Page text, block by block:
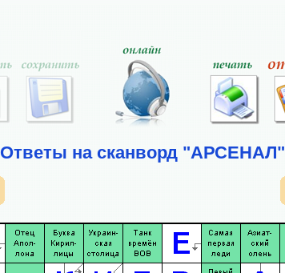
Ответы на сканворд "АРСЕНАЛ"